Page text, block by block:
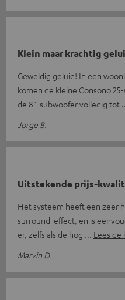
Klein maar krachtig
Geweldig geluid! In een
komen de kleine Consono
de 8"-subwoofer volledig tot
Jorge B.
Uitstekende prijs-
Het systeem heeft een zeer
surround-effect, en is
er, zelfs als de hog
Lees de
Marvin D.